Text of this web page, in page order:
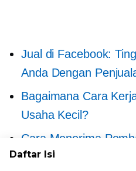
Jual di Facebook:
Anda Dengan
Bagaimana Cara
Usaha Kecil?
Cara Menerima
Bisnis Facebook
Daftar Isi